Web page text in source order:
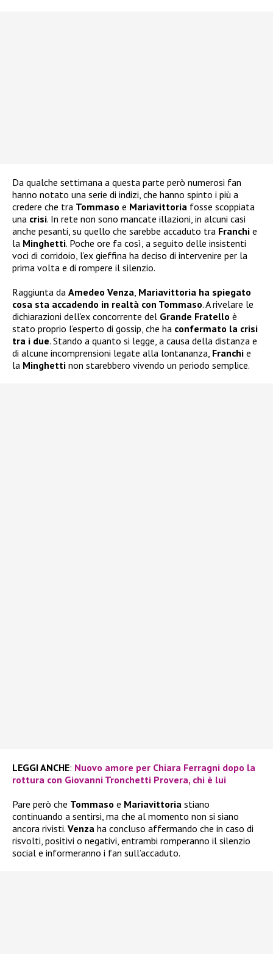
Da qualche settimana a questa parte però numerosi fan
hanno notato una serie di indizi, che hanno spinto i più a
credere che tra Tommaso e Mariavittoria fosse scoppiata
una crisi. In rete non sono mancate illazioni, in alcuni casi
anche pesanti, su quello che sarebbe accaduto tra Franchi e
la Minghetti. Poche ore fa così, a seguito delle insistenti
voci di corridoio, l’ex gieffina ha deciso di intervenire per la
prima volta e di rompere il silenzio.
Raggiunta da Amedeo Venza Mariavittoria ha spiegato
cosa sta accadendo in realtà con Tommaso. A rivelare le
dichiarazioni dell’ex concorrente del Grande Fratello è
stato proprio l’esperto di gossip, che ha confermato la crisi
tra i due. Stando a quanto si legge, a causa della distanza e
di alcune incomprensioni legate alla lontananza, Franchi e
la Minghetti non starebbero vivendo un periodo semplice.
LEGGI ANCHE: Nuovo amore per Chiara Ferragni dopo la
rottura con Giovanni Tronchetti Provera, chi è lui
Pare però che Tommaso e Mariavittoria stiano
continuando a sentirsi, ma che al momento non si siano
ancora rivisti. Venza ha concluso affermando che in caso di
risvolti, positivi o negativi, entrambi romperanno il silenzio
social e informeranno i fan sull’accaduto.